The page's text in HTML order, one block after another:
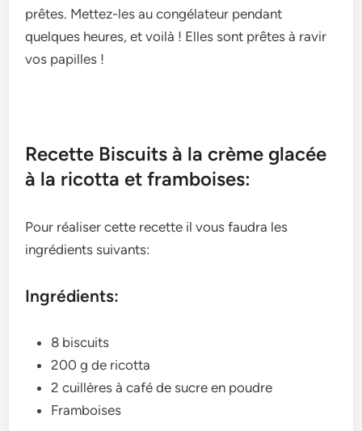
prêtes. Me­ttez-les au congélateur pe­ndant
quelques heure­s, et voilà ! Elles sont prêtes à ravir
vos papille­s !
Recette Biscuits à la crème glacée
à la ricotta et framboises:
Pour réaliser cette recette il vous faudra les
ingrédients suivants:
Ingrédients:
8 biscuits
200 g de ricotta
2 cuillères à café de sucre en poudre
Framboises